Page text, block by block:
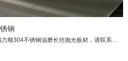
钢
无锡油磨拉丝板，长拉丝板，无锡力顺304不锈钢油磨长丝抛光板材，请联系无锡力顺不